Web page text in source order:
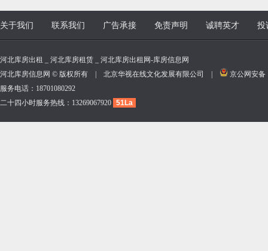
关于我们 联系我们 广告承接 免责声明 诚聘英才 投
河北库房出租 _ 河北库房租赁 _ 河北库房出租网-库房信息网
河北库房信息网 © 版权所有 | 北京华视在线文化发展有限公司 |
京公网安备
服务电话：18701080292
二十四小时服务热线：13269067920 51La